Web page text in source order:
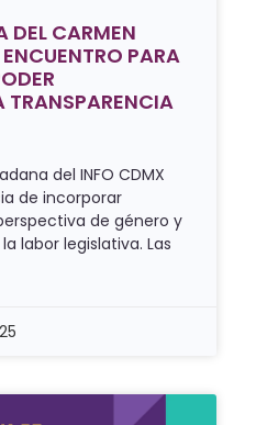
DEL CARMEN
PARA
TRANSPARENCIA
del INFO CDMX
de incorporar
de género y
labor legislativa. Las